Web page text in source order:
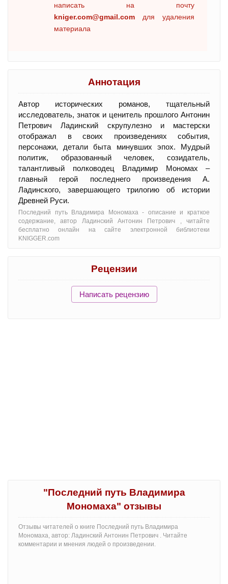
написать на почту
kniger.com@gmail.com для удаления
материала
Аннотация
Автор исторических романов, тщательный
исследователь, знаток и ценитель прошлого Антонин
Петрович Ладинский скрупулезно и мастерски
отображал в своих произведениях события,
персонажи, детали быта минувших эпох. Мудрый
политик, образованный человек, созидатель,
талантливый полководец Владимир Мономах –
главный герой последнего произведения А.
Ладинского, завершающего трилогию об истории
Древней Руси.
Последний путь Владимира Мономаха - oписание и краткое
содержание, автор Ладинский Антонин Петрович , читайте
бесплатно онлайн на сайте электронной библиотеки
KNIGGER.com
Рецензии
Написать рецензию
"Последний путь Владимира
Мономаха" отзывы
Отзывы читателей о книге Последний путь Владимира
Мономаха, автор: Ладинский Антонин Петрович . Читайте
комментарии и мнения людей о произведении.